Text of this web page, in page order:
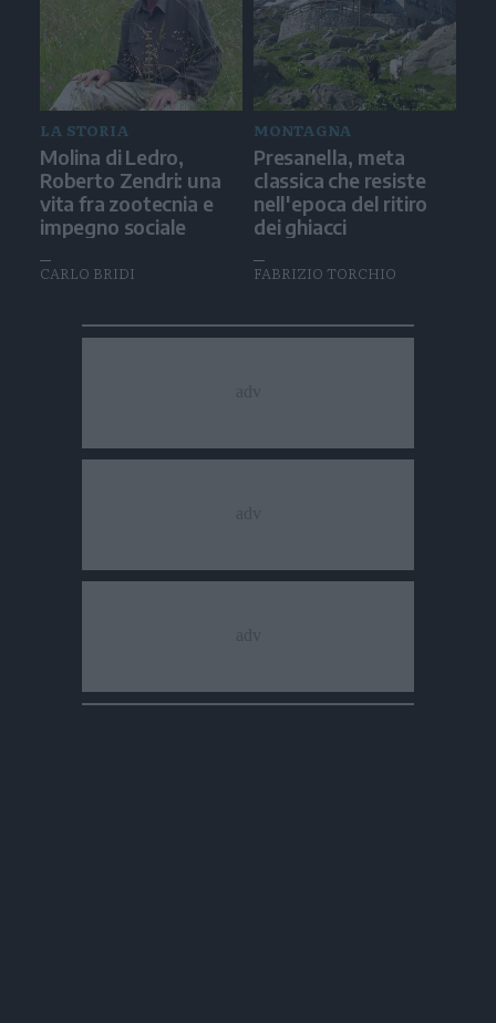
LA STORIA
Molina di Ledro,
Roberto Zendri: una
vita fra zootecnia e
impegno sociale
CARLO BRIDI
MONTAGNA
Presanella, meta
classica che resiste
nell'epoca del ritiro
dei ghiacci
FABRIZIO TORCHIO